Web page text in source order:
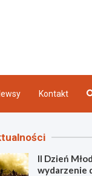
Kontakt
II Dzień
wydarzenie